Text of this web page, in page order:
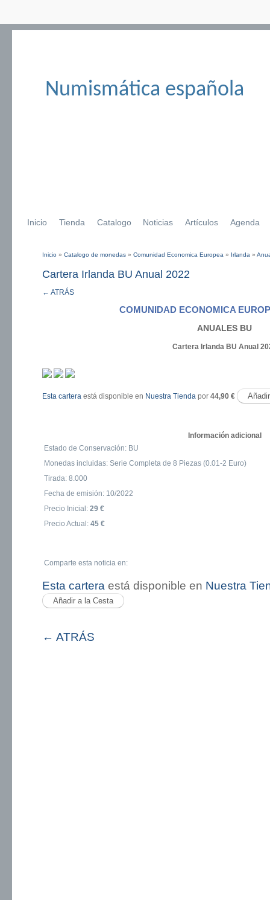
Numismática española
Inicio Tienda Catalogo Noticias Artículos Agenda
Inicio » Catalogo de monedas » Comunidad Economica Europea » Irlanda »
Cartera Irlanda BU Anual 2022
← ATRÁS
COMUNIDAD ECONOMICA
ANUALES BU
Cartera Irlanda BU Anual
Esta cartera está disponible en Nuestra Tienda por 44,90 €
Información adicional
Estado de Conservación: BU
Monedas incluidas: Serie Completa de 8 Piezas (0.01-2 Euro)
Tirada: 8.000
Fecha de emisión: 10/2022
Precio Inicial: 29 €
Precio Actual: 45 €
Comparte esta noticia en:
Esta cartera está disponible en Nuestra
← ATRÁS